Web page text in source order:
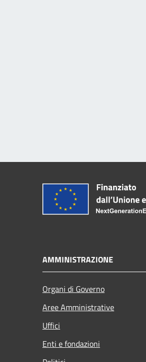
AMMINISTRAZIONE
Organi di Governo
Aree Amministrative
Uffici
Enti e fondazioni